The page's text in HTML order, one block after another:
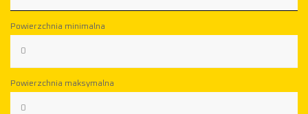
Powierzchnia minimalna
Powierzchnia maksymalna